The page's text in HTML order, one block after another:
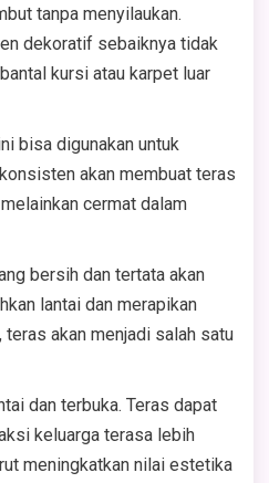
tanpa menyilaukan.
dekoratif sebaiknya tidak
kursi atau karpet luar
bisa digunakan untuk
akan membuat teras
cermat dalam
bersih dan tertata akan
lantai dan merapikan
akan menjadi salah satu
dan terbuka. Teras dapat
keluarga terasa lebih
meningkatkan nilai estetika